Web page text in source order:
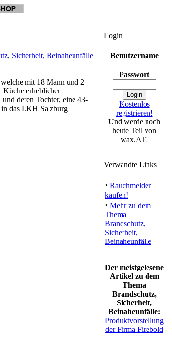
mit 18 Mann und 2
Küche erheblicher
deren Tochter, eine 43-
in das LKH Salzburg
Login
Benutzername
Passwort
Kostenlos
registrieren!
Und werde noch
heute Teil von
wax.AT!
Verwandte Links
· Rauchmelder
kaufen!
· Mehr zu dem
Thema
Brandschutz,
Sicherheit,
Beinaheunfälle
Der meistgelesene
Artikel zu dem
Thema
Brandschutz,
Sicherheit,
Beinaheunfälle:
Produktvorstellung
der Firma Firebold